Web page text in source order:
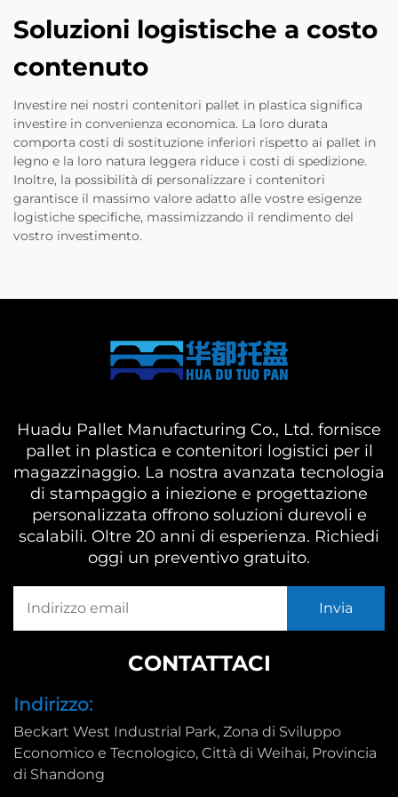
Soluzioni logistische a costo
contenuto
Investire nei nostri contenitori pallet in plastica significa
investire in convenienza economica. La loro durata
comporta costi di sostituzione inferiori rispetto ai pallet in
legno e la loro natura leggera riduce i costi di spedizione.
Inoltre, la possibilità di personalizzare i contenitori
garantisce il massimo valore adatto alle vostre esigenze
logistiche specifiche, massimizzando il rendimento del
vostro investimento.
Huadu Pallet Manufacturing Co., Ltd. fornisce
pallet in plastica e contenitori logistici per il
magazzinaggio. La nostra avanzata tecnologia
di stampaggio a iniezione e progettazione
personalizzata offrono soluzioni durevoli e
scalabili. Oltre 20 anni di esperienza. Richiedi
oggi un preventivo gratuito.
CONTATTACI
Indirizzo:
Beckart West Industrial Park, Zona di Sviluppo
Economico e Tecnologico, Città di Weihai, Provincia
di Shandong